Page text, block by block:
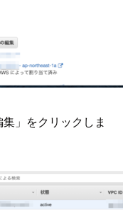
」をクリックしま